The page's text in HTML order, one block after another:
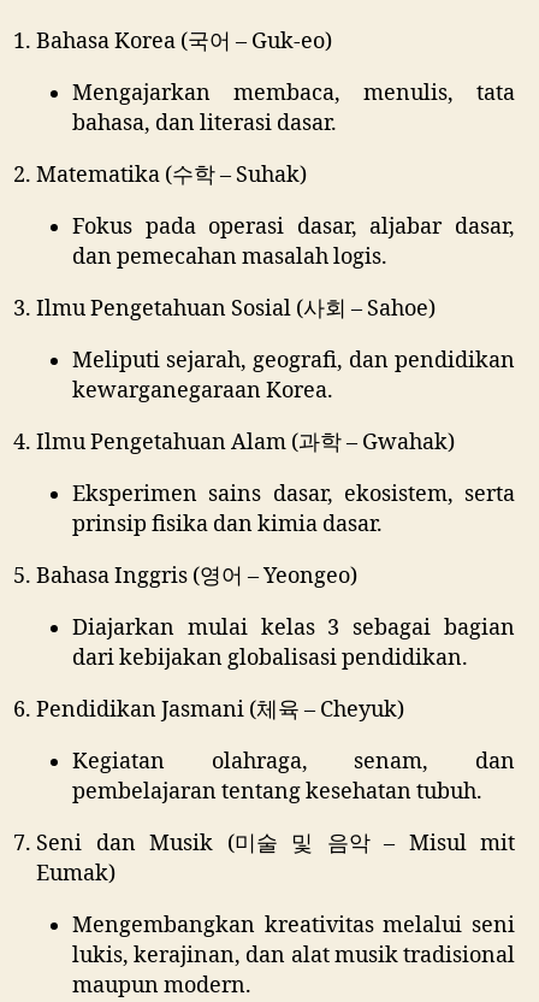
Bahasa Korea (국어 – Guk-eo)
Mengajarkan membaca, menulis, tata
bahasa, dan literasi dasar.
Matematika (수학 – Suhak)
Fokus pada operasi dasar, aljabar dasar,
dan pemecahan masalah logis.
Ilmu Pengetahuan Sosial (사회 – Sahoe)
Meliputi sejarah, geografi, dan pendidikan
kewarganegaraan Korea.
Ilmu Pengetahuan Alam (과학 – Gwahak)
Eksperimen sains dasar, ekosistem, serta
prinsip fisika dan kimia dasar.
Bahasa Inggris (영어 – Yeongeo)
Diajarkan mulai kelas 3 sebagai bagian
dari kebijakan globalisasi pendidikan.
Pendidikan Jasmani (체육 – Cheyuk)
Kegiatan olahraga, senam, dan
pembelajaran tentang kesehatan tubuh.
Seni dan Musik (미술 및 음악 – Misul mit
Eumak)
Mengembangkan kreativitas melalui seni
lukis, kerajinan, dan alat musik tradisional
maupun modern.